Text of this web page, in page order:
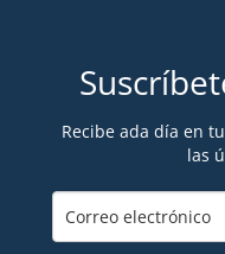
Recibe ada día en
las